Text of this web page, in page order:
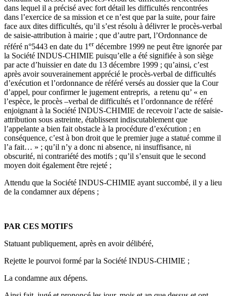
dans lequel il a précisé avec fort détail les difficultés rencontrées
dans l’exercice de sa mission et ce n’est que par la suite, pour faire
face aux dites difficultés, qu’il s’est résolu à délivrer le procès-verbal
de saisie-attribution à mairie ; que d’autre part, l’Ordonnance de
référé n°5443 en date du 1 erdécembre 1999 ne peut être ignorée par
la Société INDUS-CHIMIE puisqu’elle a été signifiée à son siège
par acte d’huissier en date du 13 décembre 1999 ; qu’ainsi, c’est
après avoir souverainement apprécié le procès-verbal de difficultés
d’exécution et l’ordonnance de référé versés au dossier que la Cour
d’appel, pour confirmer le jugement entrepris, a retenu qu’ « en
l’espèce, le procès –verbal de difficultés et l’ordonnance de référé
enjoignant à la Société INDUS-CHIMIE de recevoir l’acte de saisie-
attribution sous astreinte, établissent indiscutablement que
l’appelante a bien fait obstacle à la procédure d’exécution ; en
conséquence, c’est à bon droit que le premier juge a statué comme il
l’a fait… » ; qu’il n’y a donc ni absence, ni insuffisance, ni
obscurité, ni contrariété des motifs ; qu’il s’ensuit que le second
moyen doit également être rejeté ;
Attendu que la Société INDUS-CHIMIE ayant succombé, il y a lieu
de la condamner aux dépens ;
PAR CES MOTIFS
Statuant publiquement, après en avoir délibéré,
Rejette le pourvoi formé par la Société INDUS-CHIMIE ;
La condamne aux dépens.